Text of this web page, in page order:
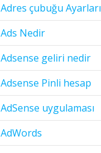
Adres çubuğu Ayarları
Ads Nedir
Adsense geliri nedir
Adsense Pinli hesap
AdSense uygulaması
AdWords